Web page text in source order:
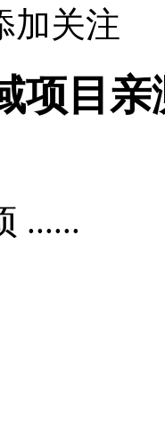
加关注
项目
......